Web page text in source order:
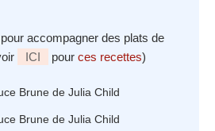
accompagner des plats de
ICI pour ces recettes)